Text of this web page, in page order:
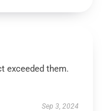
exceeded them.
Sep 3, 2024